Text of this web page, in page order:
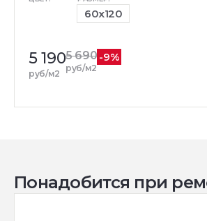
60x120
5 190
руб/м2
5 690
руб/м2
-9%
Понадобится при